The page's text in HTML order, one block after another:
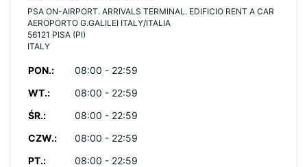
PSA ON-AIRPORT. ARRIVALS TERMINAL. EDIFICIO RENT A CAR
AEROPORTO G.GALILEI ITALY/ITALIA
56121 PISA (PI)
ITALY
PON.:
08:00 - 22:59
WT.:
08:00 - 22:59
ŚR.:
08:00 - 22:59
CZW.:
08:00 - 22:59
PT.:
08:00 - 22:59